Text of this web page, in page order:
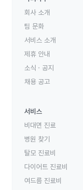
회사 소개
팀 문화
서비스 소개
제휴 안내
소식 · 공지
채용 공고
서비스
비대면 진료
병원 찾기
탈모 진료비
다이어트 진료비
여드름 진료비